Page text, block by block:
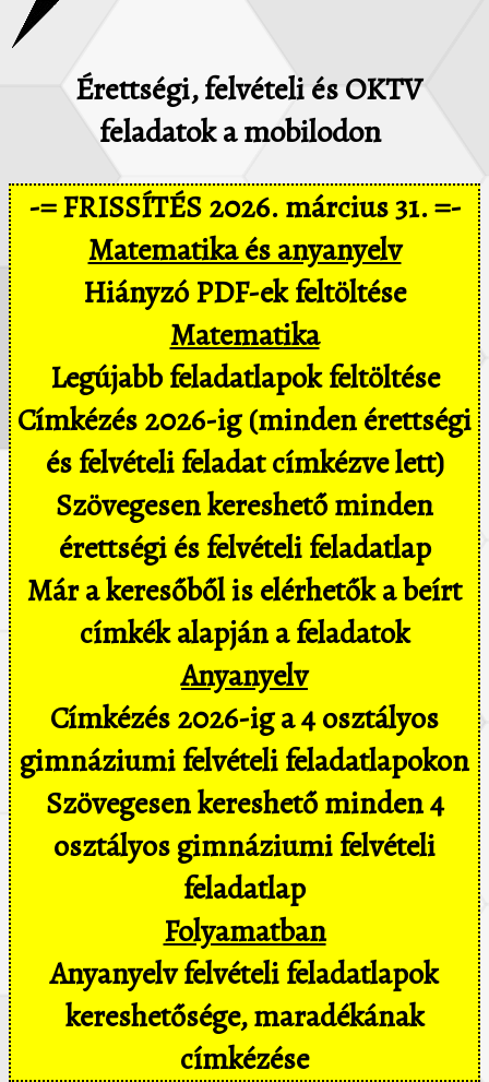
Érettségi, felvételi és OKTV
feladatok a mobilodon
-= FRISSÍTÉS 2026. március 31. =-
Matematika és anyanyelv
Hiányzó PDF-ek feltöltése
Matematika
Legújabb feladatlapok feltöltése
Címkézés 2026-ig (minden érettségi
és felvételi feladat címkézve lett)
Szövegesen kereshető minden
érettségi és felvételi feladatlap
Már a keresőből is elérhetők a beírt
címkék alapján a feladatok
Anyanyelv
Címkézés 2026-ig a 4 osztályos
gimnáziumi felvételi feladatlapokon
Szövegesen kereshető minden 4
osztályos gimnáziumi felvételi
feladatlap
Folyamatban
Anyanyelv felvételi feladatlapok
kereshetősége, maradékának
címkézése